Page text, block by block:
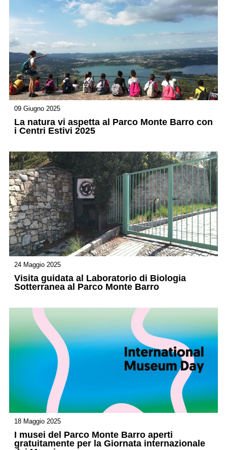
09 Giugno 2025
La natura vi aspetta al Parco Monte Barro con
i Centri Estivi 2025
24 Maggio 2025
Visita guidata al Laboratorio di Biologia
Sotterranea al Parco Monte Barro
18 Maggio 2025
I musei del Parco Monte Barro aperti
gratuitamente per la Giornata internazionale